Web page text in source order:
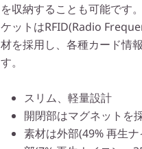
を収納することも可能です
ケットはRFID(Radio
材を採用し、各種カード情
す。
スリム、軽量設計
開閉部はマグネットを
素材は外部(49% 再生